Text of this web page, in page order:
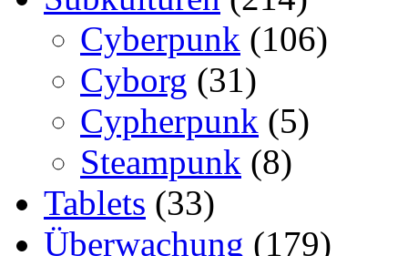
Cyberpunk (106)
Cyborg (31)
Cypherpunk (5)
Steampunk (8)
Tablets (33)
Überwachung (179)